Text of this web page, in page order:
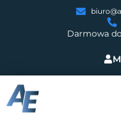
Darmowa